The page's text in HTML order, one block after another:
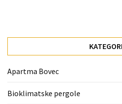
Lisjak
Apartma Bovec
Bioklimatske pergole